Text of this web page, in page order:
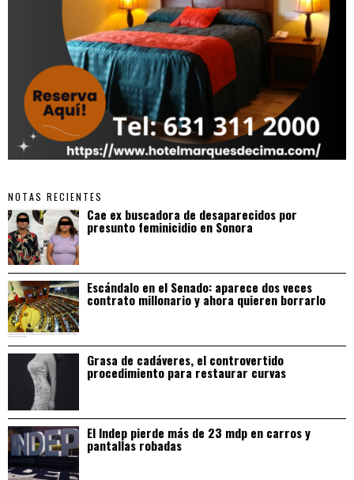
NOTAS RECIENTES
Cae ex buscadora de desaparecidos por
presunto feminicidio en Sonora
Escándalo en el Senado: aparece dos veces
contrato millonario y ahora quieren borrarlo
Grasa de cadáveres, el controvertido
procedimiento para restaurar curvas
El Indep pierde más de 23 mdp en carros y
pantallas robadas